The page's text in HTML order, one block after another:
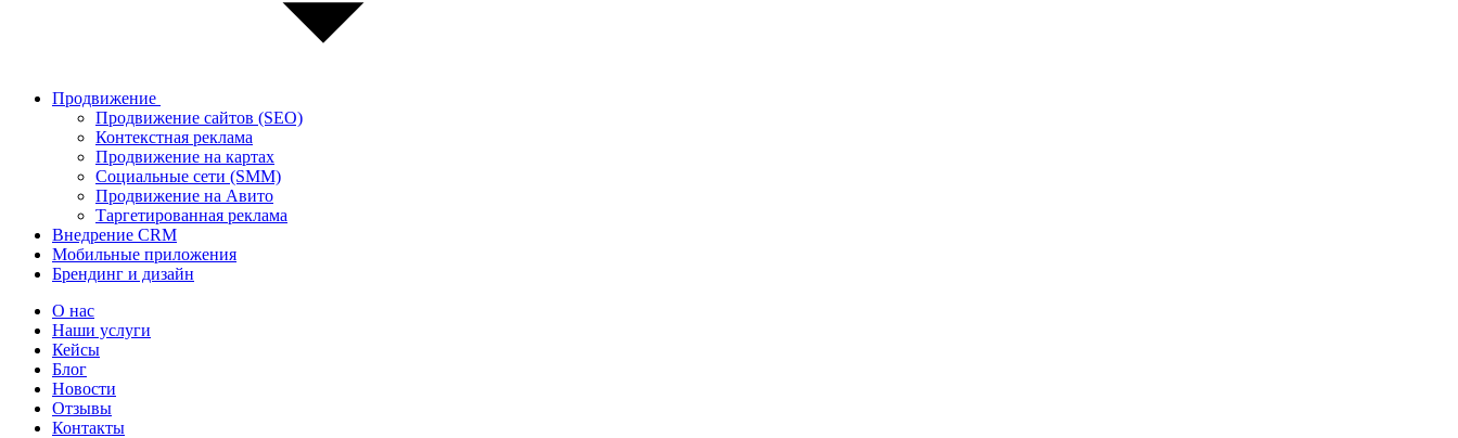
Продвижение
Продвижение сайтов (SEO)
Контекстная реклама
Продвижение на картах
Социальные сети (SMM)
Продвижение на Авито
Таргетированная реклама
Внедрение CRM
Мобильные приложения
Брендинг и дизайн
О нас
Наши услуги
Кейсы
Блог
Новости
Отзывы
Контакты